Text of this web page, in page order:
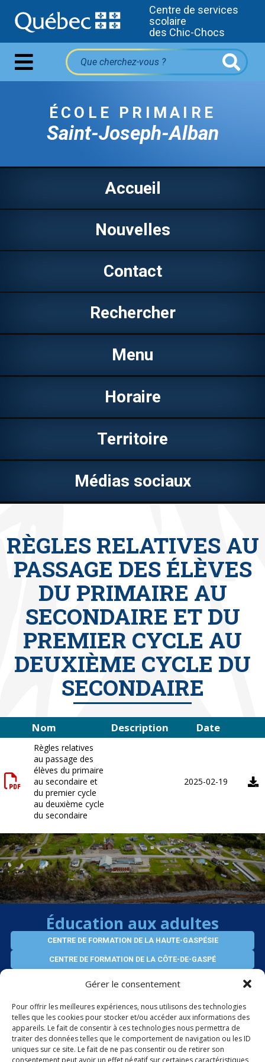
Gérer le consentement
Pour offrir les meilleures expériences, nous utilisons des technologies
telles que les cookies pour stocker et/ou accéder aux informations des
appareils. Le fait de consentir à ces technologies nous permettra de
traiter des données telles que le comportement de navigation ou les ID
uniques sur ce site. Le fait de ne pas consentir ou de retirer son
consentement peut avoir un effet négatif sur certaines caractéristiques
Centre de services
scolaire
des Chic-Chocs
ÉCOLE PRIMAIRE
Saint-Joseph-Alban
Accueil
Nouvelles
Contact
Rechercher
Menu
Horaire
Territoire
Médias sociaux
RÈGLES RELATIVES AU
PASSAGE DES ÉLÈVES
DU PRIMAIRE AU
SECONDAIRE ET DU
PREMIER CYCLE AU
DEUXIÈME CYCLE DU
SECONDAIRE
Nom Description Date
Règles relatives
au passage des
élèves du primaire
au secondaire et
du premier cycle
au deuxième cycle
du secondaire
2025-02-19
Éducation aux adultes
CENTRE DE FORMATION DE LA HAUTE-GASPÉSIE
CENTRE DE FORMATION DE LA CÔTE-DE-GASPÉ
SERVICES AUX ENTREPRISES
ÉLÈVES INTERNATIONAUX